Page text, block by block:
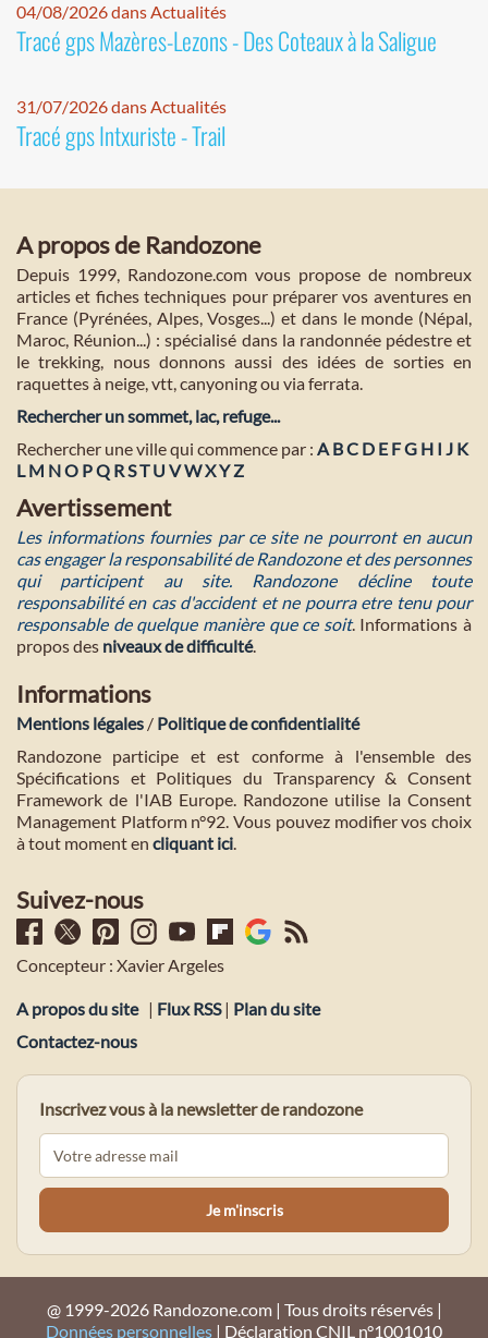
04/08/2026 dans Actualités
Tracé gps Mazères-Lezons - Des Coteaux à la Saligue
31/07/2026 dans Actualités
Tracé gps Intxuriste - Trail
A propos de Randozone
Depuis 1999, Randozone.com vous propose de nombreux
articles et fiches techniques pour préparer vos aventures en
France (Pyrénées, Alpes, Vosges...) et dans le monde (Népal,
Maroc, Réunion...) : spécialisé dans la randonnée pédestre et
le trekking, nous donnons aussi des idées de sorties en
raquettes à neige, vtt, canyoning ou via ferrata.
Rechercher un sommet, lac, refuge...
Rechercher une ville qui commence par : A BC D E FG H I J K
L M NO PQ R ST U VWXY Z
Avertissement
Les informations fournies par ce site ne pourront en aucun
cas engager la responsabilité de Randozone et des personnes
qui participent au site. Randozone décline toute
responsabilité en cas d'accident et ne pourra etre tenu pour
responsable de quelque manière que ce soit. Informations à
propos des niveaux de difficulté.
Informations
Mentions légales / Politique de confidentialité
Randozone participe et est conforme à l'ensemble des
Spécifications et Politiques du Transparency & Consent
Framework de l'IAB Europe. Randozone utilise la Consent
Management Platform n°92. Vous pouvez modifier vos choix
à tout moment en cliquant ici
Suivez-nous
Concepteur : Xavier Argeles
A propos du site | Flux RSS| Plan du site
Contactez-nous
Inscrivez vous à la newsletter de randozone
@ 1999-2026 Randozone.com | Tous droits réservés |
Données personnelles | Déclaration CNIL n°1001010